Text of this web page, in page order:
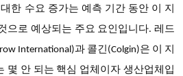
한 수요 증가는 예측 기간 동안 이 지
으로 예상되는 주요 요인입니다. 레드
International)과 콜긴(Colgin)은 이 지
몇 안 되는 핵심 업체이자 생산업체입